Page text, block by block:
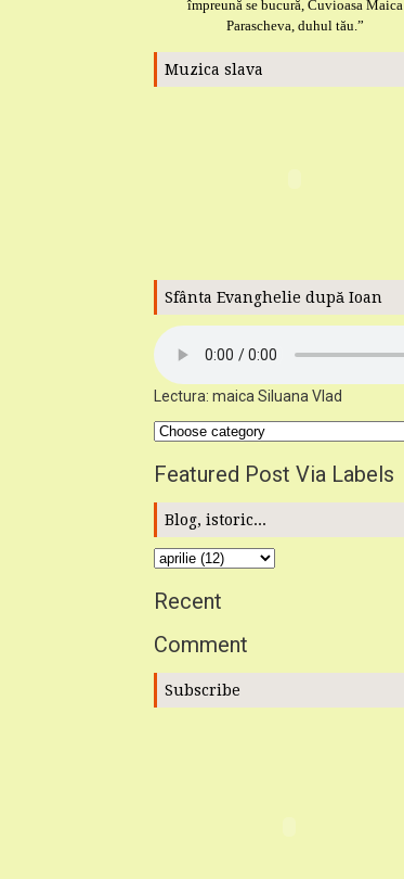
împreună se bucură, Cuvioasa Maica
Parascheva, duhul tău.”
Muzica slava
Sfânta Evanghelie după Ioan
Lectura: maica Siluana Vlad
Featured Post Via Labels
Blog, istoric...
Recent
Comment
Subscribe